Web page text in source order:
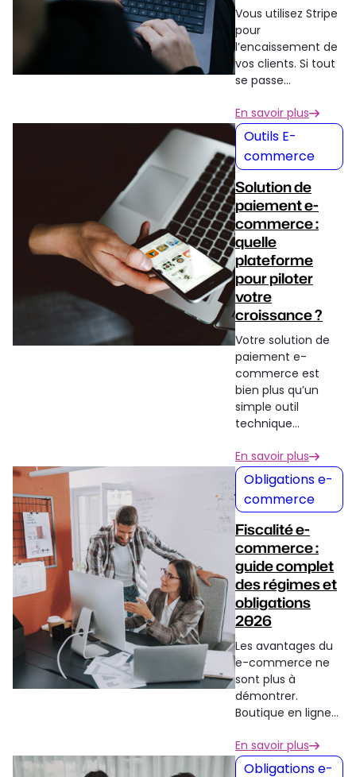
Vous utilisez Stripe
pour
l’encaissement de
vos clients. Si tout
se passe…
En savoir plus
Outils E-
commerce
Solution de
paiement e-
commerce :
quelle
plateforme
pour piloter
votre
croissance ?
Votre solution de
paiement e-
commerce est
bien plus qu’un
simple outil
technique…
En savoir plus
Obligations e-
commerce
Fiscalité e-
commerce :
guide complet
des régimes et
obligations
2026
Les avantages du
e-commerce ne
sont plus à
démontrer.
Boutique en ligne…
En savoir plus
Obligations e-